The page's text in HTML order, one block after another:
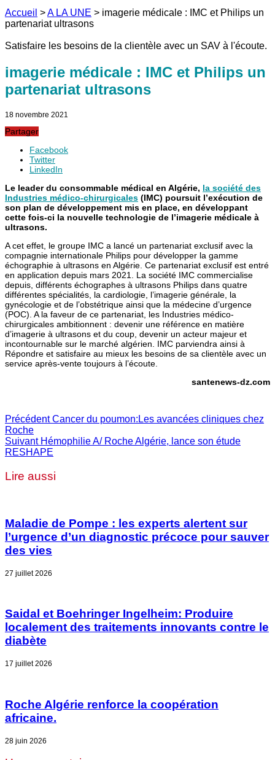
Accueil >A LA UNE > imagerie médicale : IMC et Philips un
partenariat ultrasons
Satisfaire les besoins de la clientèle avec un SAV à l'écoute.
imagerie médicale : IMC et Philips un
partenariat ultrasons
18 novembre 2021
Partager
Facebook
Twitter
LinkedIn
Le leader du consommable médical en Algérie, la société des
Industries médico-chirurgicales (IMC) poursuit l’exécution de
son plan de développement mis en place, en développant
cette fois-ci la nouvelle technologie de l’imagerie médicale à
ultrasons.
A cet effet, le groupe IMC a lancé un partenariat exclusif avec la
compagnie internationale Philips pour développer la gamme
échographie à ultrasons en Algérie. Ce partenariat exclusif est entré
en application depuis mars 2021. La société IMC commercialise
depuis, différents échographes à ultrasons Philips dans quatre
différentes spécialités, la cardiologie, l’imagerie générale, la
gynécologie et de l’obstétrique ainsi que la médecine d’urgence
(POC). A la faveur de ce partenariat, les Industries médico-
chirurgicales ambitionnent : devenir une référence en matière
d’imagerie à ultrasons et du coup, devenir un acteur majeur et
incontournable sur le marché algérien. IMC parviendra ainsi à
Répondre et satisfaire au mieux les besoins de sa clientèle avec un
service après-vente toujours à l’écoute.
santenews-dz.com
PrécédentCancer du poumon:Les avancées cliniques chez
Roche
SuivantHémophilie A/ Roche Algérie, lance son étude
RESHAPE
Lire aussi
Maladie de Pompe : les experts alertent sur
l’urgence d’un diagnostic précoce pour sauver
des vies
27 juillet 2026
Saidal et Boehringer Ingelheim: Produire
localement des traitements innovants contre le
diabète
17 juillet 2026
Roche Algérie renforce la coopération
africaine.
28 juin 2026